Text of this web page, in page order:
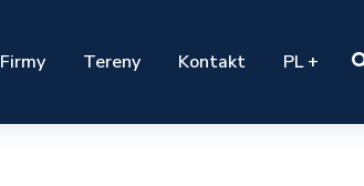
Firmy Tereny Kontakt PL +